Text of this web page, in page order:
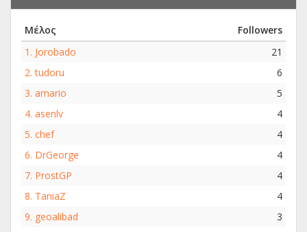
Μέλος
Followers
1. Jorobado
21
2.tudoru
6
3. amario
5
4. asenlv
4
5. chef
4
6. DrGeorge
4
7. ProstGP
4
8. TaniaZ
4
9. geoalibad
3